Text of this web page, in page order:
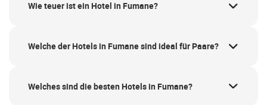
Wie teuer ist ein Hotel in Fumane?
Welche der Hotels in Fumane sind ideal für Paare?
Welches sind die besten Hotels in Fumane?